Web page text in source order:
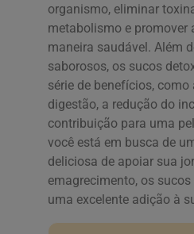
organismo, eliminar
metabolismo e promover
maneira saudável. Além
saborosos, os sucos
série de benefícios, como
digestão, a redução do
contribuição para uma
você está em busca de
deliciosa de apoiar sua
emagrecimento, os
uma excelente adição à